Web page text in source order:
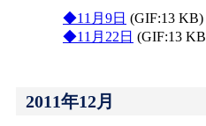
◆11月9日 (GIF:13 KB)
◆11月22日 (GIF:13
2011年12月